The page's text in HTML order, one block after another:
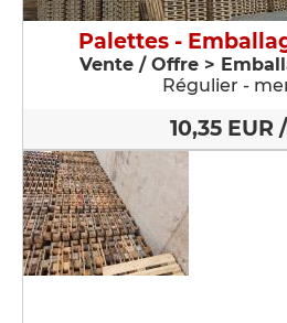
Palettes -
Vente / Offre >
Régulier -
10,35 EUR